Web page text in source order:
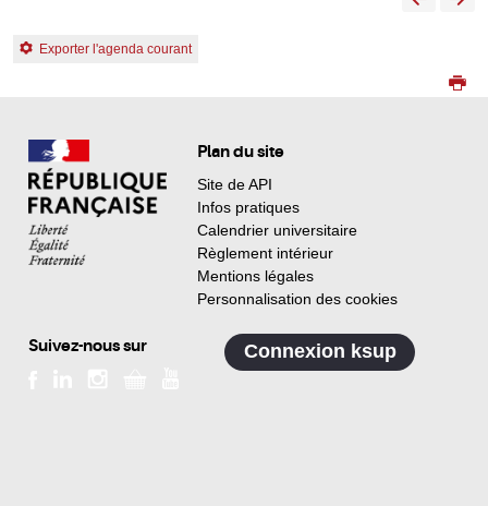
Exporter l'agenda courant
Plan du site
Site de API
Infos pratiques
Calendrier universitaire
Règlement intérieur
Mentions légales
Personnalisation des cookies
Suivez-nous sur Connexion ksup